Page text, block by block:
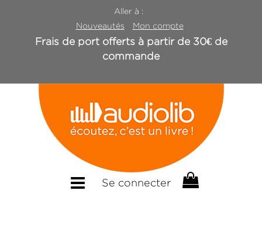
Aller à :
Nouveautés
Mon compte
Frais de port offerts à partir de 30€ de
commande
Se connecter